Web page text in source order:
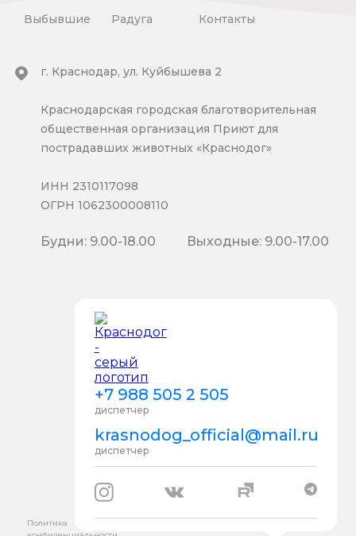
Выбывшие Радуга Контакты
+7 988 505 2 505
диспетчер
krasnodog_official@mail.ru
диспетчер
г. Краснодар, ул. Куйбышева 2
Краснодарская городская благотворительная
общественная организация Приют для
пострадавших животных «Краснодог»
ИНН 2310117098
ОГРН 1062300008110
Будни: 9.00-18.00 Выходные: 9.00-17.00
Политика